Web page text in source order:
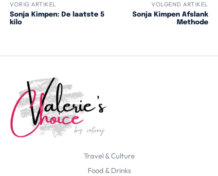
VORIG ARTIKEL
Sonja Kimpen: De laatste 5
kilo
VOLGEND ARTIKEL
Sonja Kimpen Afslank
Methode
Travel & Culture
Food & Drinks